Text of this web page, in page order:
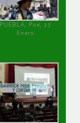
PUEBLA, Pue, 27
Enero